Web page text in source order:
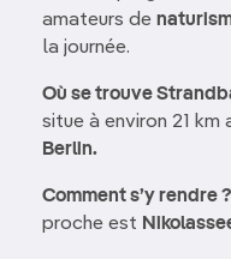
amateurs de
la journée.
Où se trouve
situe à environ 21 km
Berlin.
Comment s’y rendre ?
proche est